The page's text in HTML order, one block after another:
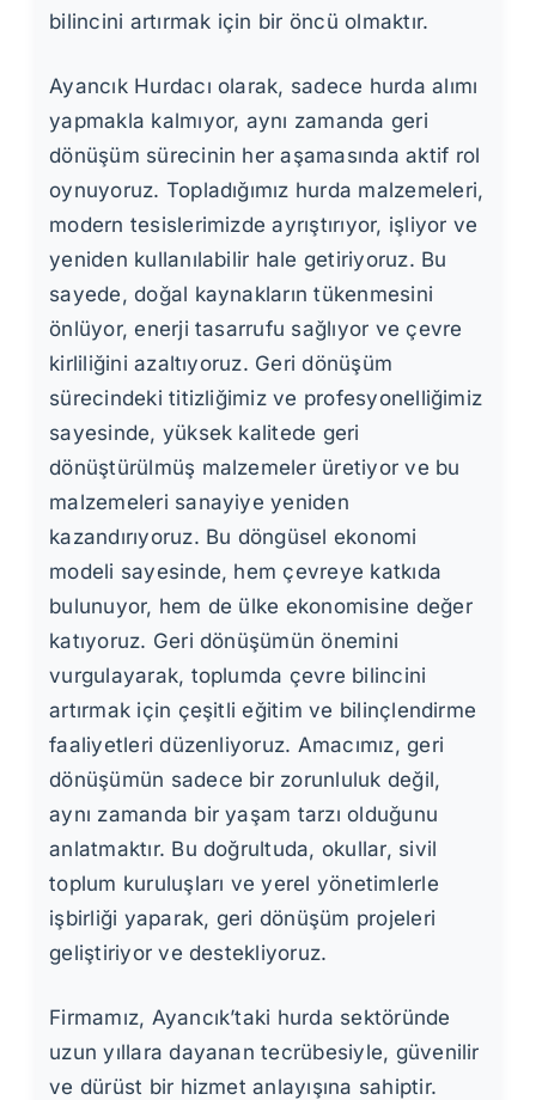
bilincini artırmak için bir öncü olmaktır.
Ayancık Hurdacı olarak, sadece hurda alımı
yapmakla kalmıyor, aynı zamanda geri
dönüşüm sürecinin her aşamasında aktif rol
oynuyoruz. Topladığımız hurda malzemeleri,
modern tesislerimizde ayrıştırıyor, işliyor ve
yeniden kullanılabilir hale getiriyoruz. Bu
sayede, doğal kaynakların tükenmesini
önlüyor, enerji tasarrufu sağlıyor ve çevre
kirliliğini azaltıyoruz. Geri dönüşüm
sürecindeki titizliğimiz ve profesyonelliğimiz
sayesinde, yüksek kalitede geri
dönüştürülmüş malzemeler üretiyor ve bu
malzemeleri sanayiye yeniden
kazandırıyoruz. Bu döngüsel ekonomi
modeli sayesinde, hem çevreye katkıda
bulunuyor, hem de ülke ekonomisine değer
katıyoruz. Geri dönüşümün önemini
vurgulayarak, toplumda çevre bilincini
artırmak için çeşitli eğitim ve bilinçlendirme
faaliyetleri düzenliyoruz. Amacımız, geri
dönüşümün sadece bir zorunluluk değil,
aynı zamanda bir yaşam tarzı olduğunu
anlatmaktır. Bu doğrultuda, okullar, sivil
toplum kuruluşları ve yerel yönetimlerle
işbirliği yaparak, geri dönüşüm projeleri
geliştiriyor ve destekliyoruz.
Firmamız, Ayancık’taki hurda sektöründe
uzun yıllara dayanan tecrübesiyle, güvenilir
ve dürüst bir hizmet anlayışına sahiptir.